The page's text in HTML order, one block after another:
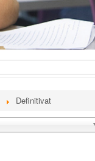
Definitivat